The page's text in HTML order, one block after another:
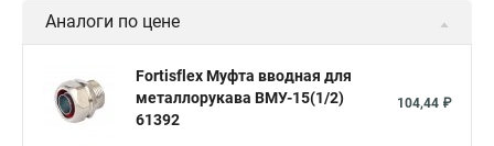
Аналоги по цене
Fortisflex Муфта вводная для
металлорукава ВМУ-15(1/2)
61392
104,44 ₽